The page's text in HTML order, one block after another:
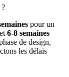
pour un
6-8 semaines
de design,
les délais